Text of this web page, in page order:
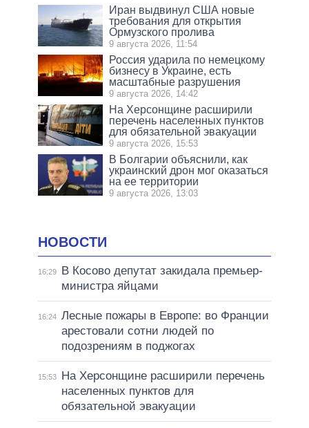
Иран выдвинул США новые
требования для открытия
Ормузского пролива
9 августа 2026, 11:54
Россия ударила по немецкому
бизнесу в Украине, есть
масштабные разрушения
9 августа 2026, 14:42
На Херсонщине расширили
перечень населенных пунктов
для обязательной эвакуации
9 августа 2026, 15:53
В Болгарии объяснили, как
украинский дрон мог оказаться
на ее территории
9 августа 2026, 13:03
НОВОСТИ
16:29
В Косово депутат закидала премьер-
министра яйцами
16:24 Лесные пожары в Европе: во Франции
арестовали сотни людей по
подозрениям в поджогах
15:53
На Херсонщине расширили перечень
населенных пунктов для
обязательной эвакуации